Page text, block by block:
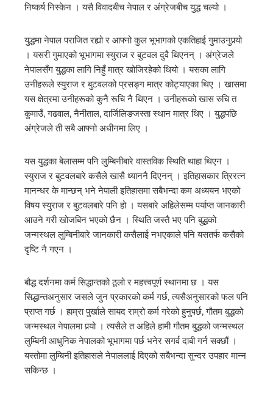
निष्कर्ष निस्केन । यसै विवादबीच नेपाल र अंग्रेजबीच युद्ध चल्यो ।
युद्धमा नेपाल पराजित रह्यो र आफ्नो कुल भूभागको एकतिहाई गुमाउनुपर्‍यो
। यसरी गुमाएको भूभागमा स्युराज र बुटवल दुवै थिएनन् । अंग्रेजले
नेपालसँग युद्धका लागि निहुँ मात्र खोजिरहेको थियो । यसका लागि
उनीहरूले स्युराज र बुटवलको प्रसङ्ग मात्र कोट्याएका थिए । खासमा
यस क्षेत्रमा उनीहरूको कुनै रूचि नै थिएन । उनीहरूको खास रुचि त
कुमाउँ, गढवाल, नैनीताल, दार्जिलिङजस्ता स्थान मात्र थिए । युद्धपछि
अंग्रेजले ती सबै आफ्नो अधीनमा लिए ।
यस युद्धका बेलासम्म पनि लुम्बिनीबारे वास्तविक स्थिति थाहा थिएन ।
स्युराज र बुटवलबारे कसैले खासै ध्याननै दिएनन् । इतिहासकार त्रिरत्न
मानन्धर के मान्छन् भने नेपाली इतिहासमा सबैभन्दा कम अध्ययन भएको
विषय स्युराज र बुटवलबारे पनि हो । यसबारे अहिलेसम्म पर्याप्त जानकारी
आउने गरी खोजबिन भएको छैन । स्थिति जस्तै भए पनि बुद्धको
जन्मस्थल लुम्बिनीबारे जानकारी कसैलाई नभएकाले पनि यसतर्फ कसैको
दृष्टि नै गएन ।
बौद्ध दर्शनमा कर्म सिद्धान्तको ठूलो र महत्त्वपूर्ण स्थानमा छ । यस
सिद्धान्तअनुसार जसले जुन प्रकारको कर्म गर्छ, त्यसैअनुसारको फल पनि
प्राप्त गर्छ । हाम्रा पुर्खाले सायद राम्रो कर्म गरेको हुनुपर्छ, गौतम बुद्धको
जन्मस्थल नेपालमा पर्‍यो । त्यसैले त अहिले हामी गौतम बुद्धको जन्मस्थल
लुम्बिनी आधुनिक नेपालको भूभागमा पर्छ भनेर सगर्व दाबी गर्न सक्छौं ।
यस्तोमा लुम्बिनी इतिहासले नेपाललाई दिएको सबैभन्दा सुन्दर उपहार मान्न
सकिन्छ ।